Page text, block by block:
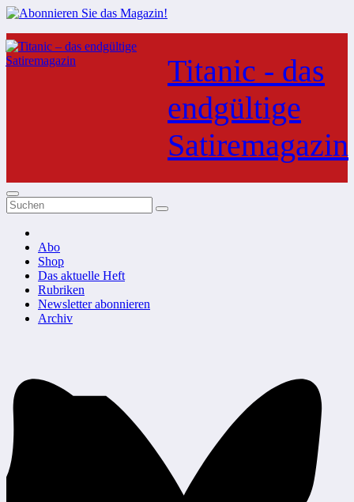
Zum
Inhalt
springen
Titanic - das
endgültige
Satiremagazin
Abo
Shop
Das aktuelle Heft
Rubriken
Newsletter abonnieren
Archiv